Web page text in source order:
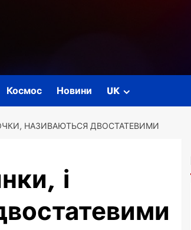
Космос Новини UK
НАЗИВАЮТЬСЯ ДВОСТАТЕВИМИ
і